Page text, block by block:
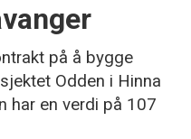
på å bygge
Odden i Hinna
har en verdi på 107